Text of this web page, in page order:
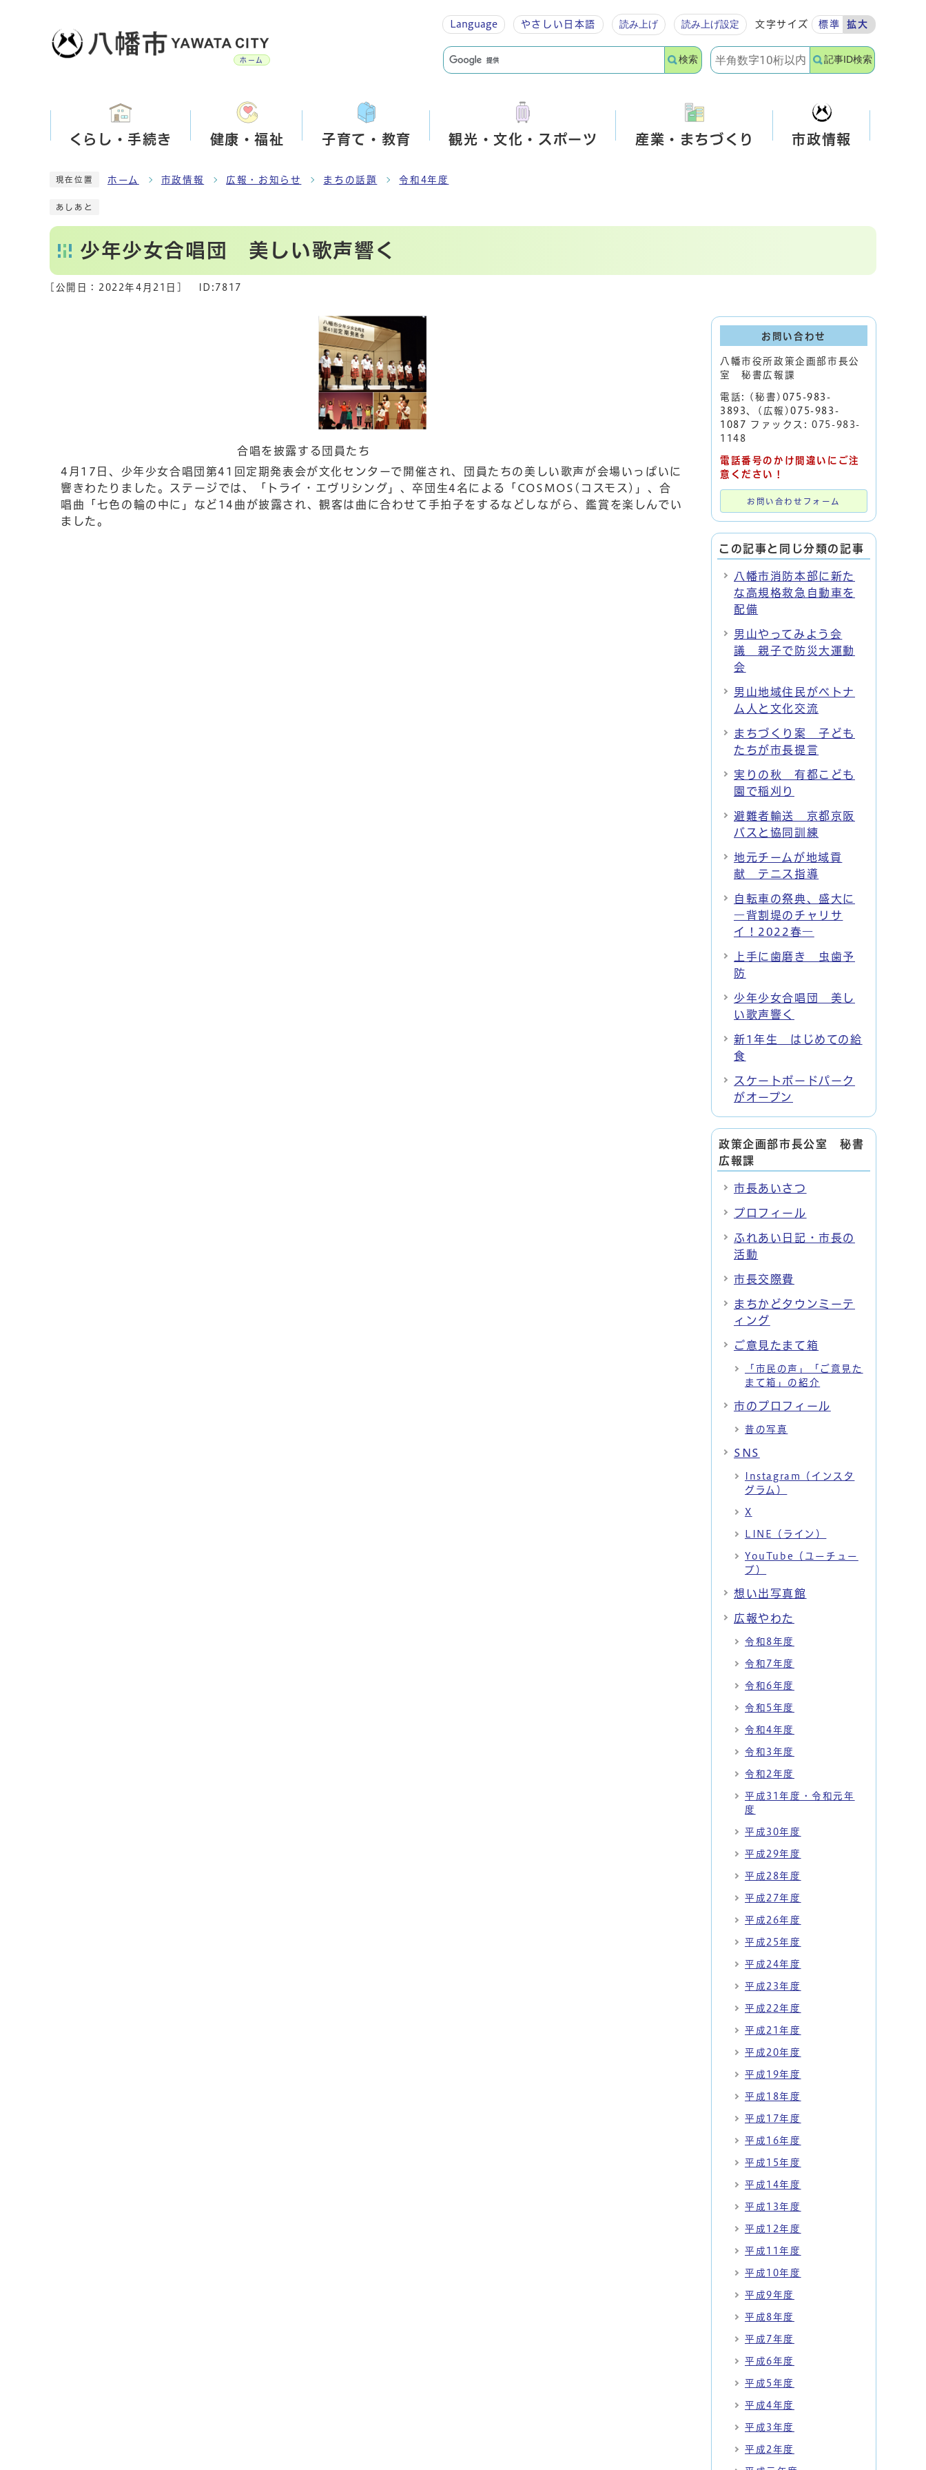
ホーム
Language やさしい 日本語 読み上げ 読み上げ設定 文字サイズ 標準 拡大
検索 記事ID検索
くらし・手続き 健康・福祉 子育て・教育 観光・文化・スポーツ 産業・まちづくり 市政情報
現在位置 ホーム 市政情報 広報・お知らせ まちの話題 令和4年度
あしあと
少年少女合唱団 美しい歌声響く
[公開日： 2022年4月21日 ID:7817
合唱を披露する団員たち
4月17日、少年少女合唱団第41回定期発表会が文化センターで開催され、団員たちの美しい歌声が会場いっぱいに
響きわたりました。ステージでは、「トライ・エヴリシング」、卒団生4名による「COSMOS(コスモス)」、合
唱曲「七色の輪の中に」など14曲が披露され、観客は曲に合わせて手拍子をするなどしながら、鑑賞を楽しんでい
ました。
お問い合わせ
八幡市役所政策企画部市長公
室 秘書広報課
電話: (秘書) 075-983-
3893、(広報)075-983-
1087 ファックス: 075-983-
1148
電話番号のかけ間違いにご注
意ください！
お問い合わせフォーム
この記事と同じ分類の記事
八幡市消防本部に新た
な高規格救急自動車を
配備
男山やってみよう会
議 親子で防災大運動
会
男山地域住民がベトナ
ム人と文化交流
まちづくり案 子ども
たちが市長提言
実りの秋 有都こども
園で稲刈り
避難者輸送 京都京阪
バスと協同訓練
地元チームが地域貢
献 テニス指導
自転車の祭典、盛大に
―背割堤のチャリサ
イ！2022春―
上手に歯磨き 虫歯予
防
少年少女合唱団 美し
い歌声響く
新1年生 はじめての給
食
スケートボードパーク
がオープン
政策企画部市長公室 秘書
広報課
市長あいさつ
プロフィール
ふれあい日記・市長の
活動
市長交際費
まちかどタウンミーテ
ィング
ご意見たまて箱
「市民の声」「ご意見た
まて箱」の紹介
市のプロフィール
昔の写真
SNS
Instagram（インスタ
グラム）
X
LINE（ライン）
YouTube（ユーチュー
ブ）
想い出写真館
広報やわた
令和8年度
令和7年度
令和6年度
令和5年度
令和4年度
令和3年度
令和2年度
平成31年度・令和元年
度
平成30年度
平成29年度
平成28年度
平成27年度
平成26年度
平成25年度
平成24年度
平成23年度
平成22年度
平成21年度
平成20年度
平成19年度
平成18年度
平成17年度
平成16年度
平成15年度
平成14年度
平成13年度
平成12年度
平成11年度
平成10年度
平成9年度
平成8年度
平成7年度
平成6年度
平成5年度
平成4年度
平成3年度
平成2年度